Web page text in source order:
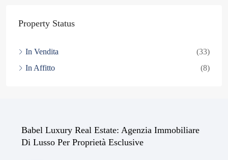
Property Status
In Vendita
(33)
In Affitto
(8)
Babel Luxury Real Estate: Agenzia Immobiliare
Di Lusso Per Proprietà Esclusive